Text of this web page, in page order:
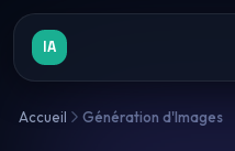
IA
Accueil Génération d'Images